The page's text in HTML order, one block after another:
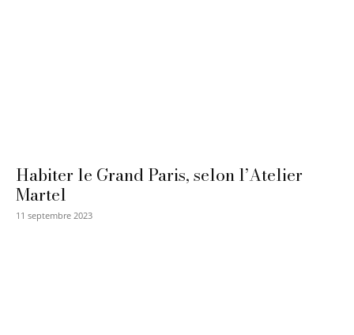
Habiter le Grand Paris, selon l’Atelier
Martel
11 septembre 2023